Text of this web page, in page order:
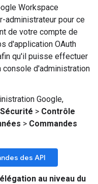
Workspace
administrateur pour ce
de votre compte de
d'application OAuth
qu'il puisse effectuer
d'administration
Google,
Sécurité > Contrôle
> Commandes
des API
au niveau du